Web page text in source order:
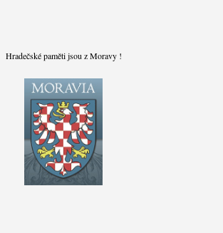
Hradečské paměti jsou z Moravy !